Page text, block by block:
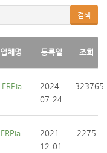
검색
업체명 등록일 조회
ERPia
2024-
07-24
323765
ERPia
2021-
12-01
2275